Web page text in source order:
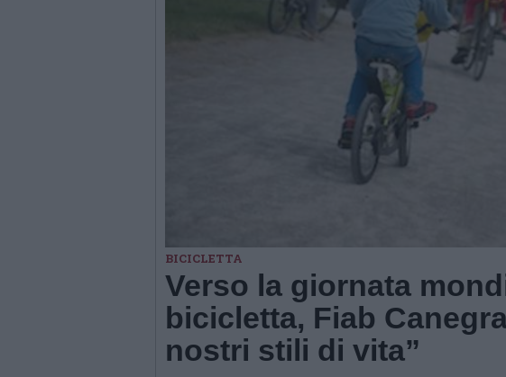
BICICLETTA
Verso la giornata
bicicletta, Fiab
nostri stili di vita”